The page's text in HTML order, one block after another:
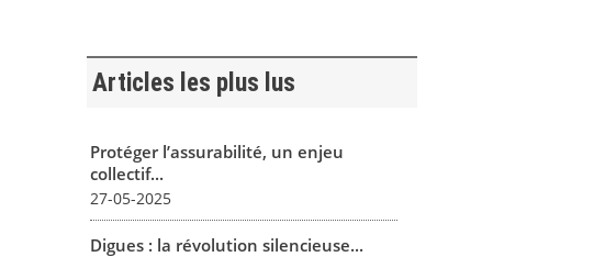
Articles les plus lus
Protéger l’assurabilité, un enjeu
collectif...
27-05-2025
Digues : la révolution silencieuse...